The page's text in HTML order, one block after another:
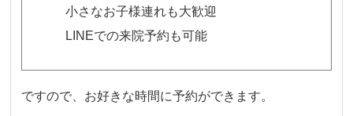
小さなお子様連れも大歓迎
LINEでの来院予約も可能
ですので、お好きな時間に予約ができます。